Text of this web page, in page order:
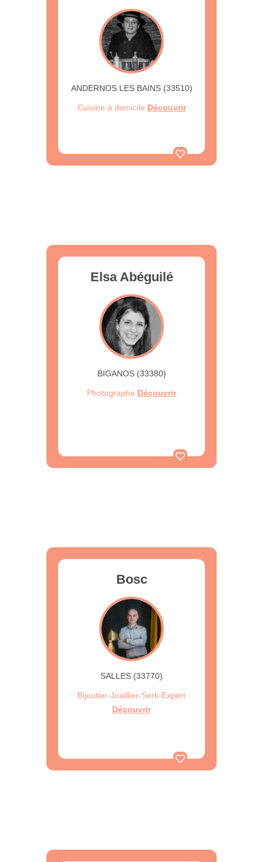
ANDERNOS LES BAINS (33510)
Cuisine à domicile Découvrir
Elsa Abéguilé
BIGANOS (33380)
Photographe Découvrir
Bosc
SALLES (33770)
Bijoutier-Joaillier-Serti-Expert
Découvrir